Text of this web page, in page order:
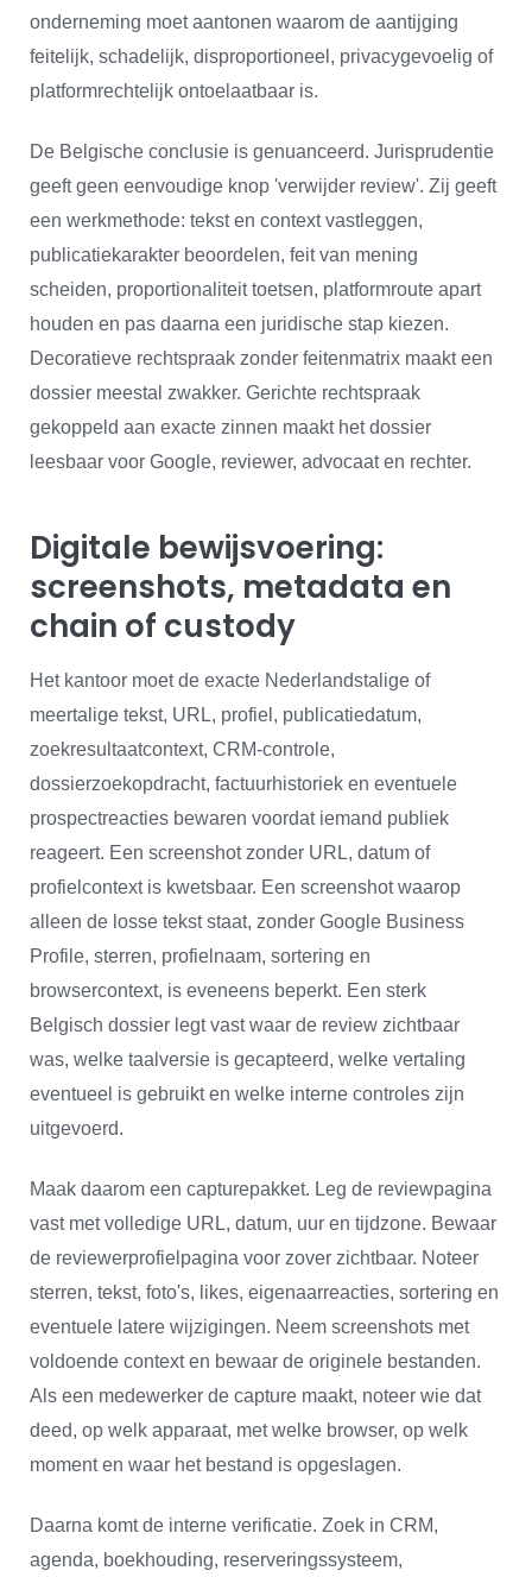
onderneming moet aantonen waarom de aantijging
feitelijk, schadelijk, disproportioneel, privacygevoelig of
platformrechtelijk ontoelaatbaar is.
De Belgische conclusie is genuanceerd. Jurisprudentie
geeft geen eenvoudige knop 'verwijder review'. Zij geeft
een werkmethode: tekst en context vastleggen,
publicatiekarakter beoordelen, feit van mening
scheiden, proportionaliteit toetsen, platformroute apart
houden en pas daarna een juridische stap kiezen.
Decoratieve rechtspraak zonder feitenmatrix maakt een
dossier meestal zwakker. Gerichte rechtspraak
gekoppeld aan exacte zinnen maakt het dossier
leesbaar voor Google, reviewer, advocaat en rechter.
Digitale bewijsvoering:
screenshots, metadata en
chain of custody
Het kantoor moet de exacte Nederlandstalige of
meertalige tekst, URL, profiel, publicatiedatum,
zoekresultaatcontext, CRM-controle,
dossierzoekopdracht, factuurhistoriek en eventuele
prospectreacties bewaren voordat iemand publiek
reageert. Een screenshot zonder URL, datum of
profielcontext is kwetsbaar. Een screenshot waarop
alleen de losse tekst staat, zonder Google Business
Profile, sterren, profielnaam, sortering en
browsercontext, is eveneens beperkt. Een sterk
Belgisch dossier legt vast waar de review zichtbaar
was, welke taalversie is gecapteerd, welke vertaling
eventueel is gebruikt en welke interne controles zijn
uitgevoerd.
Maak daarom een capturepakket. Leg de reviewpagina
vast met volledige URL, datum, uur en tijdzone. Bewaar
de reviewerprofielpagina voor zover zichtbaar. Noteer
sterren, tekst, foto's, likes, eigenaarreacties, sortering en
eventuele latere wijzigingen. Neem screenshots met
voldoende context en bewaar de originele bestanden.
Als een medewerker de capture maakt, noteer wie dat
deed, op welk apparaat, met welke browser, op welk
moment en waar het bestand is opgeslagen.
Daarna komt de interne verificatie. Zoek in CRM,
agenda, boekhouding, reserveringssysteem,